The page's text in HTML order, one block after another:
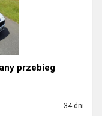
przebieg
34 dni